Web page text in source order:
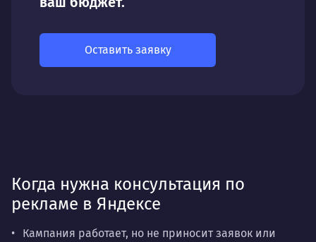
Оставить заявку
Когда нужна консультация по
рекламе в Яндексе
Кампания работает, но не приносит заявок или